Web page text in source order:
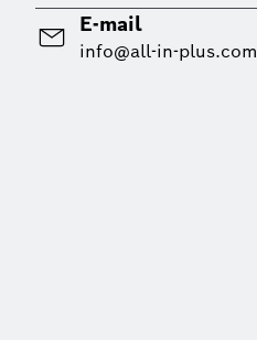
E-mail
info@all-in-plus.com